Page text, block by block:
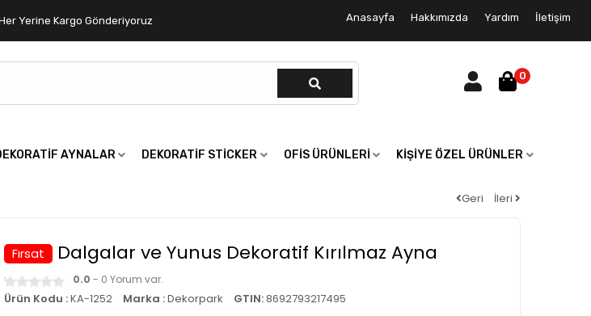
Yerine Kargo Gönderiyoruz Anasayfa Hakkımızda Yardım İletişim
0
AYNALAR DEKORATIF STICKER OFIS ÜRÜNLERI KIŞIYE ÖZEL ÜRÜNLER
Geri İleri
Fırsat Dalgalar ve Yunus Dekoratif Kırılmaz Ayna
0.0 - 0 Yorum var.
Ürün Kodu :KA-1252 Marka :Dekorpark GTIN:8692793217495